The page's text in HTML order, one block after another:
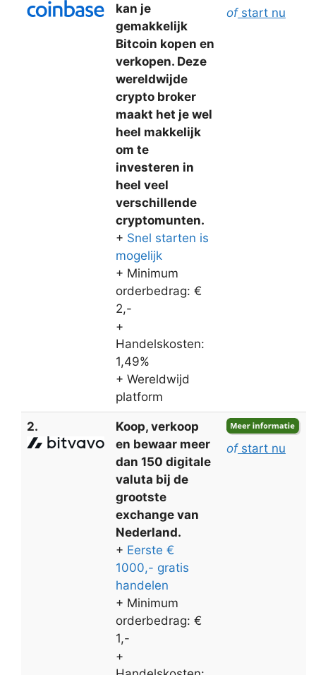
kan je
gemakkelijk
Bitcoin kopen en
verkopen. Deze
wereldwijde
crypto broker
maakt het je wel
heel makkelijk
om te
investeren in
heel veel
verschillende
cryptomunten.
+ Snel starten is
mogelijk
+ Minimum
orderbedrag: €
2,-
+
Handelskosten:
1,49%
+ Wereldwijd
platform
ofstart nu
2.
Koop, verkoop
en bewaar meer
dan 150 digitale
valuta bij de
grootste
exchange van
Nederland.
+ Eerste €
1000,- gratis
handelen
+ Minimum
orderbedrag: €
1,-
+
ofstart nu